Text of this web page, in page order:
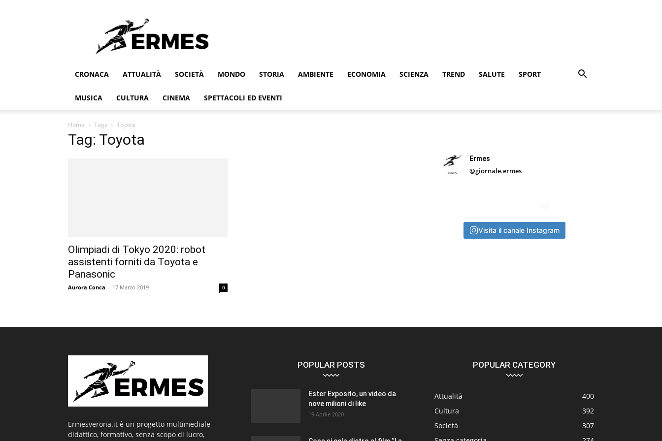
CRONACA ATTUALITÀ SOCIETÀ MONDO STORIA AMBIENTE ECONOMIA SCIENZA TREND SALUTE SPORT
MUSICA CULTURA CINEMA SPETTACOLI ED EVENTI
Home Tags Toyota
Tag: Toyota
Olimpiadi di Tokyo 2020: robot
assistenti forniti da Toyota e
Panasonic
Aurora Conca - 17 Marzo 2019 0
Ermes
@giornale.ermes
Visita il canale Instagram
Ermesverona.it è un progetto multimediale
didattico, formativo, senza scopo di lucro,
POPULAR POSTS
Ester Exposito, un video da
nove milioni di like
19 Aprile 2020
POPULAR CATEGORY
Attualità
400
Cultura
392
Società
307